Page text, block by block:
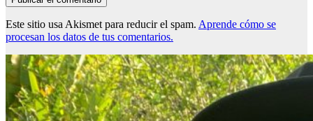
Este sitio usa Akismet para reducir el spam. Aprende cómo se
procesan los datos de tus comentarios.